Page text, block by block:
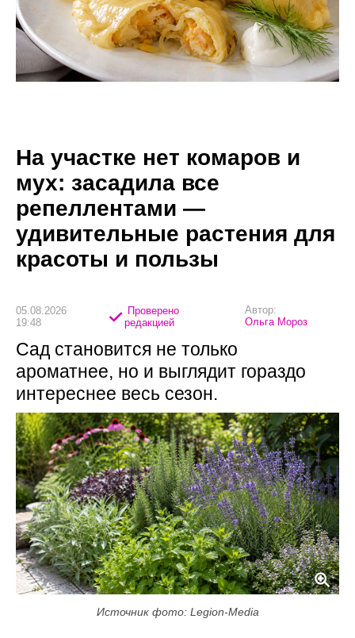
На участке нет комаров и
мух: засадила все
репеллентами —
удивительные растения для
красоты и пользы
05.08.2026
19:48
Проверено
редакцией
Автор:
Ольга Мороз
Сад становится не только
ароматнее, но и выглядит гораздо
интереснее весь сезон.
Источник фото: Legion-Media